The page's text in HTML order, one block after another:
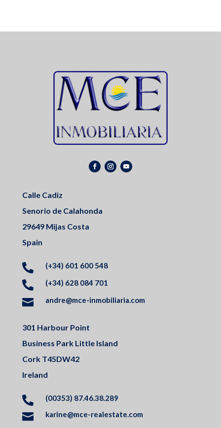
Calle Cadiz
Senorio de Calahonda
29649 Mijas Costa
Spain
 (+34) 601 600 548
 (+34) 628 084 701
 andre@mce-inmobiliaria.com
301 Harbour Point
Business Park Little Island
Cork T45DW42
Ireland
 (00353) 87.46.38.289
 karine@mce-realestate.com